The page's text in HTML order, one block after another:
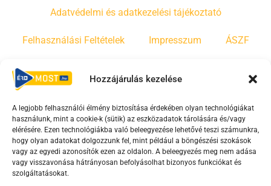
Hozzájárulás kezelése
A legjobb felhasználói élmény biztosítása érdekében olyan technológiákat
használunk, mint a cookie-k (sütik) az eszközadatok tárolására és/vagy
elérésére. Ezen technológiákba való beleegyezése lehetővé teszi számunkra,
hogy olyan adatokat dolgozzunk fel, mint például a böngészési szokások
vagy az egyedi azonosítók ezen az oldalon. A beleegyezés meg nem adása
vagy visszavonása hátrányosan befolyásolhat bizonyos funkciókat és
szolgáltatásokat.
Adatvédelmi és adatkezelési tájékoztató
Felhasználási Feltételek Impresszum ÁSZF
Irányelvek
F
a
c
e
b
Y
o
u
t
u
T
i
k
t